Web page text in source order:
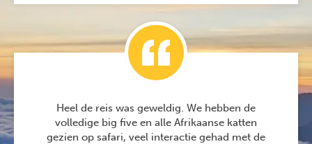
Heel de reis was geweldig. We hebben de
volledige big five en alle Afrikaanse katten
gezien op safari, veel interactie gehad met de